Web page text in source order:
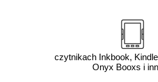
czytnikach Inkbook,
Onyx Booxs i